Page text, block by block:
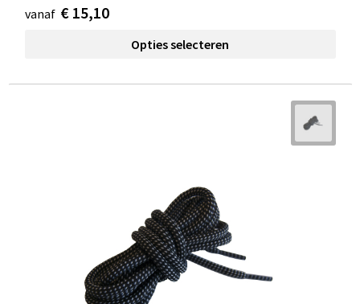
vanaf € 15,10
Opties selecteren